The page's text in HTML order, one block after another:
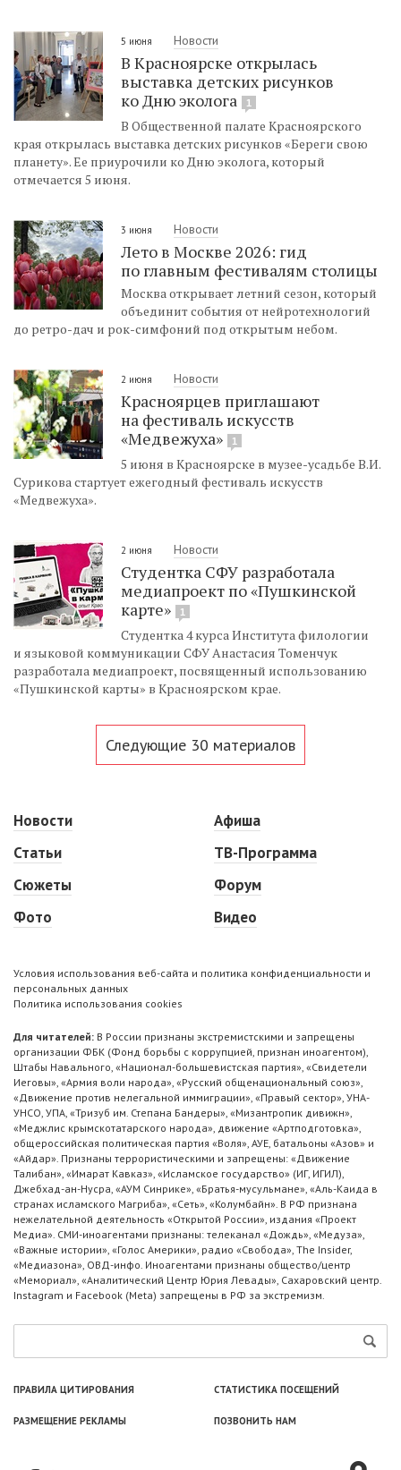
5 июня Новости
В Красноярске открылась
выставка детских рисунков
ко Дню эколога
1
В Общественной палате Красноярского
края открылась выставка детских рисунков «Береги свою
планету». Ее приурочили ко Дню эколога, который
отмечается 5 июня.
3 июня Новости
Лето в Москве 2026: гид
по главным фестивалям столицы
Москва открывает летний сезон, который
объединит события от нейротехнологий
до ретро-дач и рок-симфоний под открытым небом.
2 июня Новости
Красноярцев приглашают
на фестиваль искусств
«Медвежуха»
1
5 июня в Красноярске в музее-усадьбе В.И.
Сурикова стартует ежегодный фестиваль искусств
«Медвежуха».
2 июня Новости
Студентка СФУ разработала
медиапроект по «Пушкинской
карте»
1
Студентка 4 курса Института филологии
и языковой коммуникации СФУ Анастасия Томенчук
разработала медиапроект, посвященный использованию
«Пушкинской карты» в Красноярском крае.
Следующие 30 материалов
Новости
Статьи
Сюжеты
Фото
Афиша
ТВ-Программа
Форум
Видео
Условия использования веб-сайта и политика конфиденциальности и
персональных данных
Политика использования cookies
Для читателей: В России признаны экстремистскими и запрещены
организации ФБК (Фонд борьбы с коррупцией, признан иноагентом),
Штабы Навального, «Национал-большевистская партия», «Свидетели
Иеговы», «Армия воли народа», «Русский общенациональный союз»,
«Движение против нелегальной иммиграции», «Правый сектор», УНА-
УНСО, УПА, «Тризуб им. Степана Бандеры», «Мизантропик дивижн»,
«Меджлис крымскотатарского народа», движение «Артподготовка»,
общероссийская политическая партия «Воля», АУЕ, батальоны «Азов» и
«Айдар». Признаны террористическими и запрещены: «Движение
Талибан», «Имарат Кавказ», «Исламское государство» (ИГ, ИГИЛ),
Джебхад-ан-Нусра, «АУМ Синрике», «Братья-мусульмане», «Аль-Каида в
странах исламского Магриба», «Сеть», «Колумбайн». В РФ признана
нежелательной деятельность «Открытой России», издания «Проект
Медиа». СМИ-иноагентами признаны: телеканал «Дождь», «Медуза»,
«Важные истории», «Голос Америки», радио «Свобода», The Insider,
«Медиазона», ОВД-инфо. Иноагентами признаны общество/центр
«Мемориал», «Аналитический Центр Юрия Левады», Сахаровский центр.
Instagram и Facebook (Metа) запрещены в РФ за экстремизм.
ПРАВИЛА ЦИТИРОВАНИЯ СТАТИСТИКА ПОСЕЩЕНИЙ
РАЗМЕЩЕНИЕ РЕКЛАМЫ ПОЗВОНИТЬ НАМ